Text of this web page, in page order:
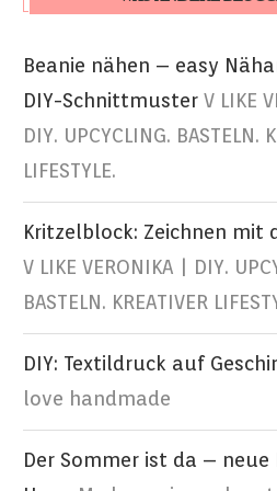
Beanie nähen – easy
DIY-Schnittmuster V LIKE
DIY. UPCYCLING. BASTELN.
LIFESTYLE.
Kritzelblock: Zeichnen mit
V LIKE VERONIKA | DIY.
BASTELN. KREATIVER
DIY: Textildruck auf
love handmade
Der Sommer ist da – neue